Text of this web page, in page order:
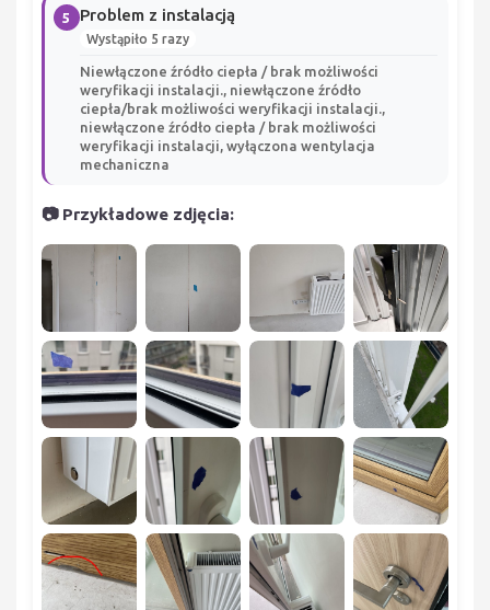
5 Problem z instalacją
Wystąpiło 5 razy
Niewłączone źródło ciepła / brak możliwości
weryfikacji instalacji., niewłączone źródło
ciepła/brak możliwości weryfikacji instalacji.,
niewłączone źródło ciepła / brak możliwości
weryfikacji instalacji, wyłączona wentylacja
mechaniczna
📷 Przykładowe zdjęcia: